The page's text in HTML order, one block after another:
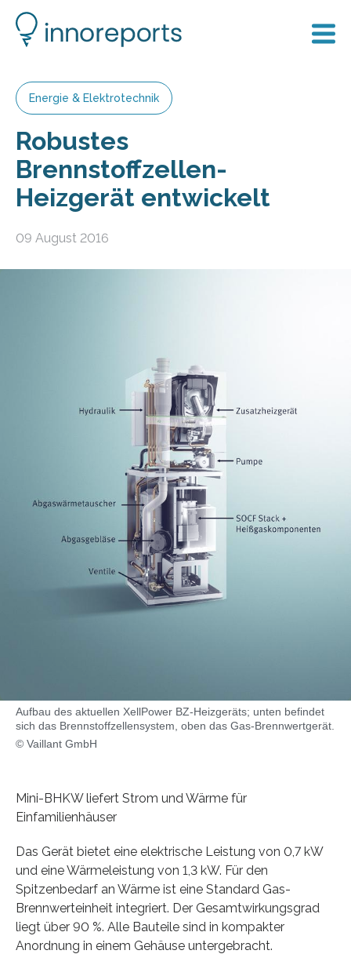
Energie & Elektrotechnik
Robustes
Brennstoffzellen-
Heizgerät entwickelt
09 August 2016
Aufbau des aktuellen XellPower BZ-Heizgeräts; unten befindet
sich das Brennstoffzellensystem, oben das Gas-Brennwertgerät.
© Vaillant GmbH
Mini-BHKW liefert Strom und Wärme für
Einfamilienhäuser
Das Gerät bietet eine elektrische Leistung von 0,7 kW
und eine Wärmeleistung von 1,3 kW. Für den
Spitzenbedarf an Wärme ist eine Standard Gas-
Brennwerteinheit integriert. Der Gesamtwirkungsgrad
liegt über 90 %. Alle Bauteile sind in kompakter
Anordnung in einem Gehäuse untergebracht.